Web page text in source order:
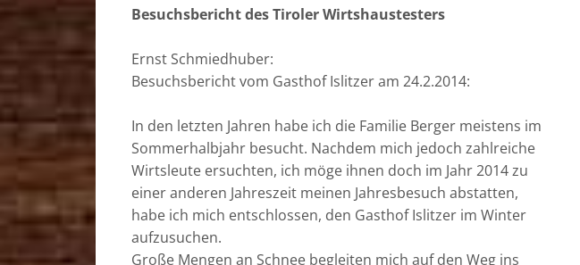
Besuchsbericht des Tiroler Wirtshaustesters
Ernst Schmiedhuber:
Besuchsbericht vom Gasthof Islitzer am 24.2.2014:
In den letzten Jahren habe ich die Familie Berger meistens im
Sommerhalbjahr besucht. Nachdem mich jedoch zahlreiche
Wirtsleute ersuchten, ich möge ihnen doch im Jahr 2014 zu
einer anderen Jahreszeit meinen Jahresbesuch abstatten,
habe ich mich entschlossen, den Gasthof Islitzer im Winter
aufzusuchen.
Große Mengen an Schnee begleiten mich auf den Weg ins